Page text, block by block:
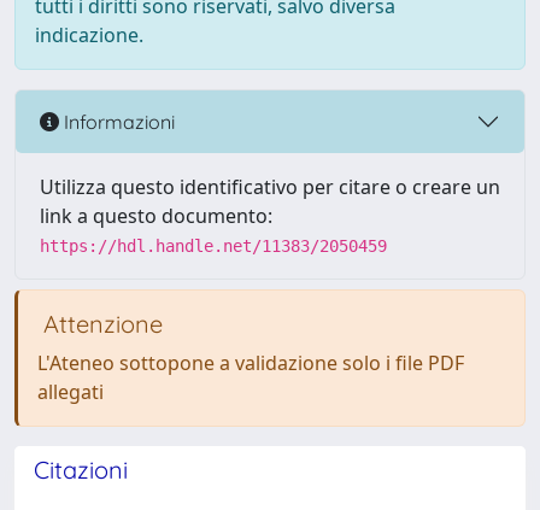
tutti i diritti sono riservati, salvo diversa
indicazione.
Informazioni
Utilizza questo identificativo per citare o creare un
link a questo documento:
https://hdl.handle.net/11383/2050459
Attenzione
L'Ateneo sottopone a validazione solo i file PDF
allegati
Citazioni